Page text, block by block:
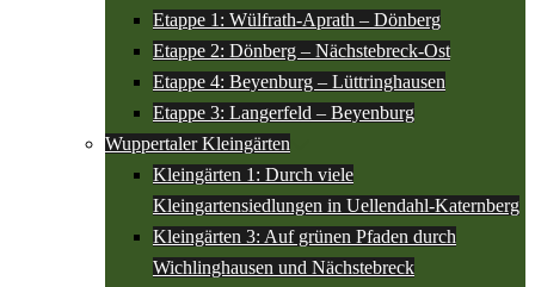
Etappe 1: Wülfrath-Aprath – Dönberg
Etappe 2: Dönberg – Nächstebreck-Ost
Etappe 4: Beyenburg – Lüttringhausen
Etappe 3: Langerfeld – Beyenburg
Wuppertaler Kleingärten
Kleingärten 1: Durch viele
Kleingartensiedlungen in Uellendahl-Katernberg
Kleingärten 3: Auf grünen Pfaden durch
Wichlinghausen und Nächstebreck